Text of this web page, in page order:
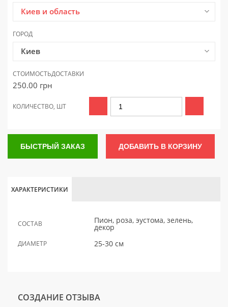
Киев и область
ГОРОД
Киев
СТОИМОСТЬДОСТАВКИ
250.00 грн
КОЛИЧЕСТВО, ШТ
БЫСТРЫЙ ЗАКАЗ ДОБАВИТЬ В КОРЗИНУ
ХАРАКТЕРИСТИКИ
СОСТАВ Пион, роза, эустома, зелень,
декор
ДИАМЕТР 25-30 см
СОЗДАНИЕ ОТЗЫВА